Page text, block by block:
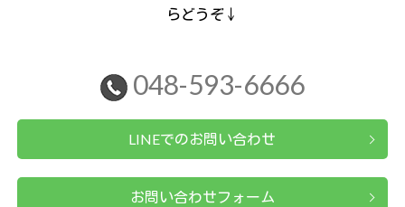
らどうぞ↓
048-593-6666
LINEでのお問い合わせ
お問い合わせフォーム